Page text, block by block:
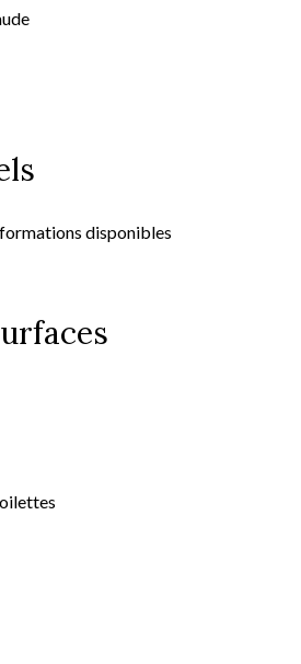
disponibles